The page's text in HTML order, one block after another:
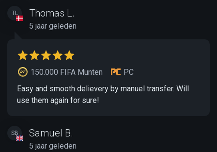
TL Thomas L.
5 jaar geleden
150.000 FIFA Munten
PC
Easy and smooth delievery by manuel transfer. Will
use them again for sure!
SB Samuel B.
5 jaar geleden